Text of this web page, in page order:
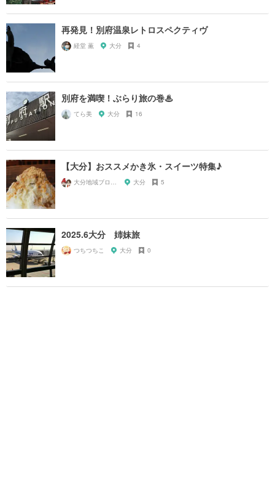
再発見！別府温泉レトロスペクティヴ
経堂 薫 大分 4
別府を満喫！ぶらり旅の巻♨︎
てら美 大分 16
【大分】おススメかき氷・スイーツ特集♪
大分 5
2025.6大分 姉妹旅
つちつちこ 大分 0